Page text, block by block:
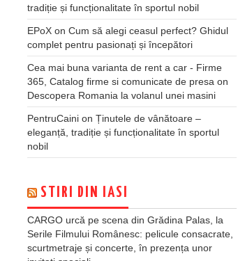
tradiție și funcționalitate în sportul nobil
EPoX on Cum să alegi ceasul perfect? Ghidul
complet pentru pasionați și începători
Cea mai buna varianta de rent a car - Firme
365, Catalog firme si comunicate de presa on
Descopera Romania la volanul unei masini
PentruCaini on Ținutele de vânătoare –
eleganță, tradiție și funcționalitate în sportul
nobil
STIRI DIN IASI
CARGO urcă pe scena din Grădina Palas, la
Serile Filmului Românesc: pelicule consacrate,
scurtmetraje și concerte, în prezența unor